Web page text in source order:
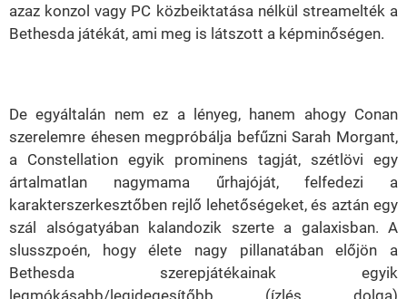
azaz konzol vagy PC közbeiktatása nélkül streamelték a
Bethesda játékát, ami meg is látszott a képminőségen.
De egyáltalán nem ez a lényeg, hanem ahogy Conan
szerelemre éhesen megpróbálja befűzni Sarah Morgant,
a Constellation egyik prominens tagját, szétlövi egy
ártalmatlan nagymama űrhajóját, felfedezi a
karakterszerkesztőben rejlő lehetőségeket, és aztán egy
szál alsógatyában kalandozik szerte a galaxisban. A
slusszpoén, hogy élete nagy pillanatában előjön a
Bethesda szerepjátékainak egyik
legmókásabb/legidegesítőbb (ízlés dolga)